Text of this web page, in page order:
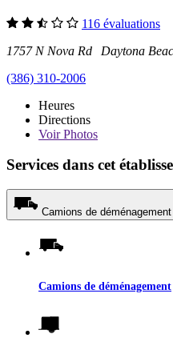
116 évaluations
1757 N Nova Rd Daytona
(386) 310-2006
Heures
Directions
VoirPhotos
Services dans cet
Camions de déménagement
Camions de déménagement